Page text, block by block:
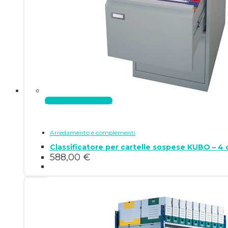
Aggiungi al carrello
Arredamento e complementi
Classificatore per cartelle sospese KUBO –
588,00 €